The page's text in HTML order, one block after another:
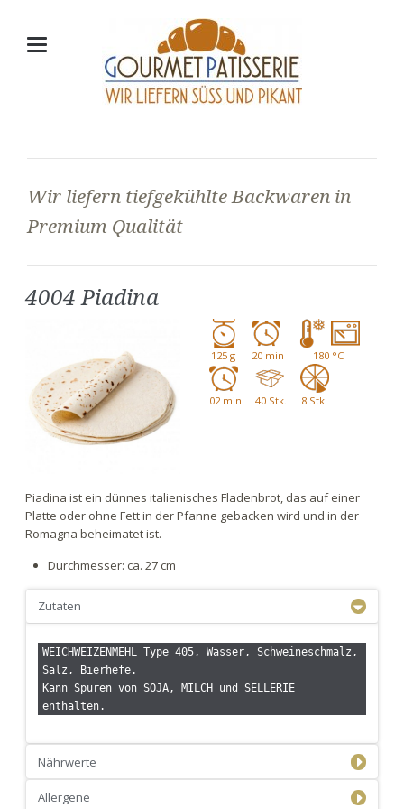
Wir liefern tiefgekühlte Backwaren in
Premium Qualität
4004 Piadina
125 g 20 min 180 °C
02 min 40 Stk. 8 Stk.
Piadina ist ein dünnes italienisches Fladenbrot, das auf einer
Platte oder ohne Fett in der Pfanne gebacken wird und in der
Romagna beheimatet ist.
Durchmesser: ca. 27 cm
Zutaten
WEICHWEIZENMEHL Type 405, Wasser, Schweineschmalz,
Salz, Bierhefe.
Kann Spuren von SOJA, MILCH und SELLERIE
enthalten.
Nährwerte
Allergene